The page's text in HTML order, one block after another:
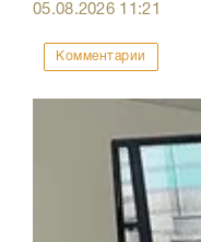
05.08.2026 11:21
Комментарии